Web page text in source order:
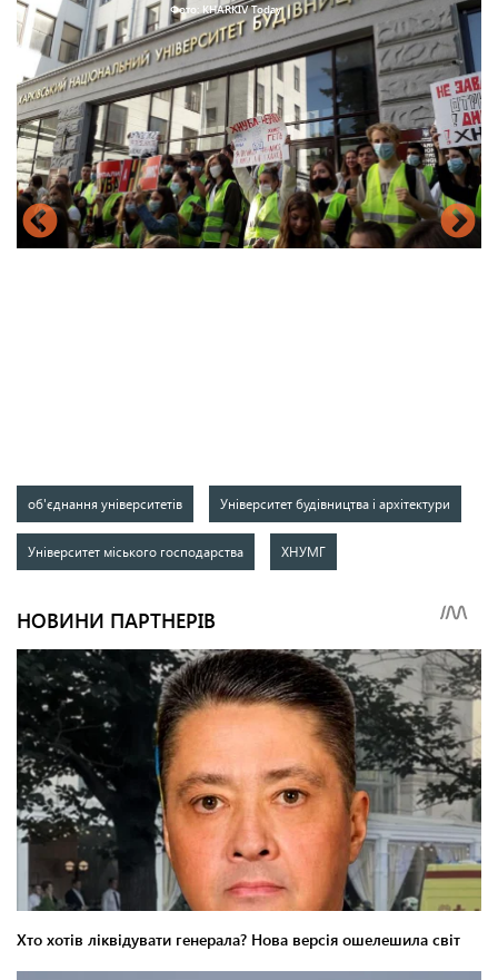
Фото: KHARKIV Today
об'єднання університетів Університет будівництва і архітектури
Університет міського господарства ХНУМГ